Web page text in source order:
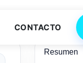
CONTACTO
Resumen